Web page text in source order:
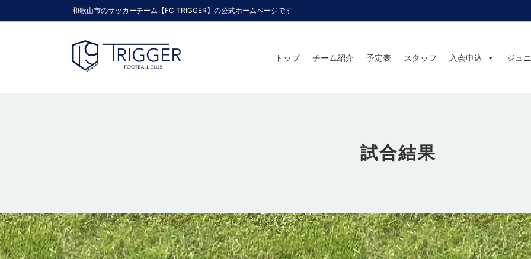
和歌山市のサッカーチーム【FC TRIGGER】の公式ホームページです
トップ チーム紹介 予定表 スタッフ 入会申込 ジュ
試合結果